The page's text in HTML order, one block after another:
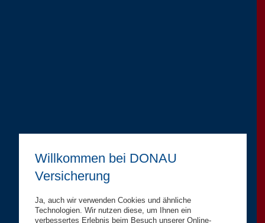
Willkommen bei DONAU
Versicherung
Ja, auch wir verwenden Cookies und ähnliche
Technologien. Wir nutzen diese, um Ihnen ein
verbessertes Erlebnis beim Besuch unserer Online-